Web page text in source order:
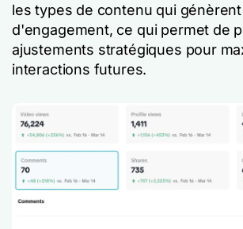
les types de contenu qui
d'engagement, ce qui permet de
ajustements stratégiques pour
interactions futures.